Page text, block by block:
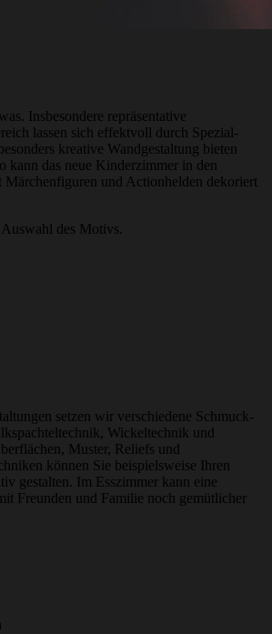
Insbesondere repräsentative
lassen sich effektvoll durch Spezial­
kreative Wand­gestaltung bieten
kann das neue Kinderzimmer in den
und Actionhelden dekoriert
des Motivs.
setzen wir verschiedene Schmuck­
Wickeltechnik und
Muster, Reliefs und
können Sie beispielsweise Ihren
gestalten. Im Esszimmer kann eine
Freunden und Familie noch gemütlicher